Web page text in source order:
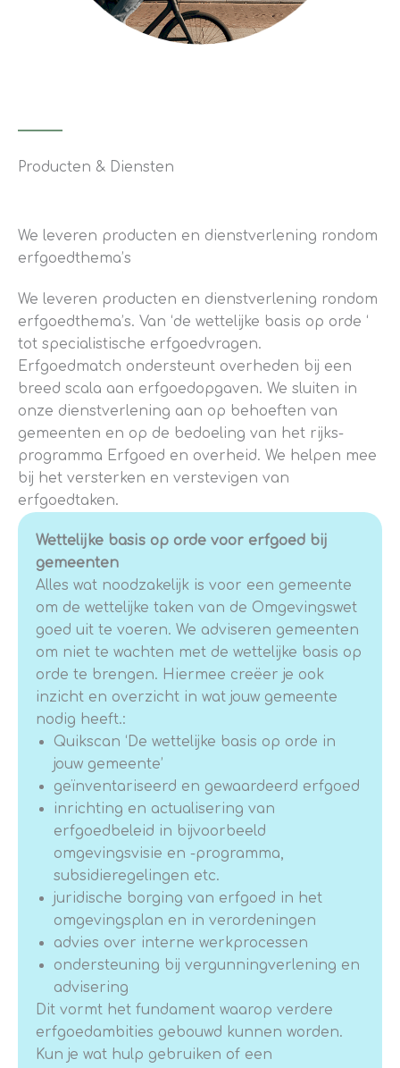
Producten & Diensten
We leveren producten en dienstverlening rondom
erfgoedthema’s
We leveren producten en dienstverlening rondom
erfgoedthema’s. Van ‘de wettelijke basis op orde ‘
tot specialistische erfgoedvragen.
Erfgoedmatch ondersteunt overheden bij een
breed scala aan erfgoedopgaven. We sluiten in
onze dienstverlening aan op behoeften van
gemeenten en op de bedoeling van het rijks-
programma Erfgoed en overheid. We helpen mee
bij het versterken en verstevigen van
erfgoedtaken.
Wettelijke basis op orde voor erfgoed bij
gemeenten
Alles wat noodzakelijk is voor een gemeente
om de wettelijke taken van de Omgevingswet
goed uit te voeren. We adviseren gemeenten
om niet te wachten met de wettelijke basis op
orde te brengen. Hiermee creëer je ook
inzicht en overzicht in wat jouw gemeente
nodig heeft.:
Quikscan ‘De wettelijke basis op orde in
jouw gemeente’
geïnventariseerd en gewaardeerd erfgoed
inrichting en actualisering van
erfgoedbeleid in bijvoorbeeld
omgevingsvisie en -programma,
subsidieregelingen etc.
juridische borging van erfgoed in het
omgevingsplan en in verordeningen
advies over interne werkprocessen
ondersteuning bij vergunningverlening en
advisering
Dit vormt het fundament waarop verdere
erfgoedambities gebouwd kunnen worden.
Kun je wat hulp gebruiken of een